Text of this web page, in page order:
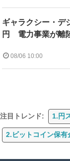
ギャラクシー・デ
円 電力事業が離
08/06 10:00
注目トレンド: 1.円
2.ビットコイン保有